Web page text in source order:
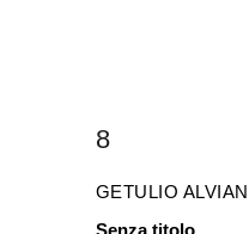
8
GETULIO